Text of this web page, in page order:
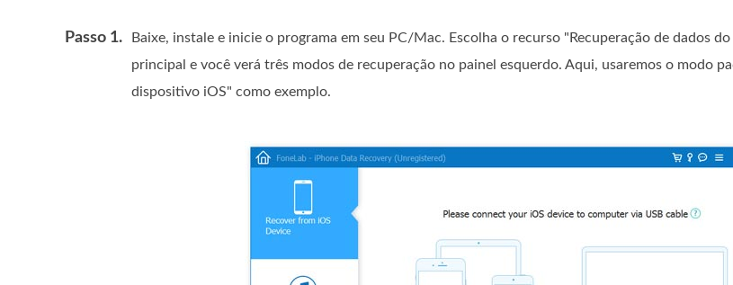
Passo 1.
Baixe, instale e inicie o programa em seu PC/Mac. Escolha o recurso "Recuperação de dados
principal e você verá três modos de recuperação no painel esquerdo. Aqui, usaremos o modo
dispositivo iOS" como exemplo.